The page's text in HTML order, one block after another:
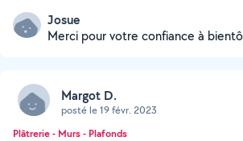
Josue
Merci pour votre confiance à
Margot D.
posté le 19 févr. 2023
Plâtrerie - Murs - Plafonds